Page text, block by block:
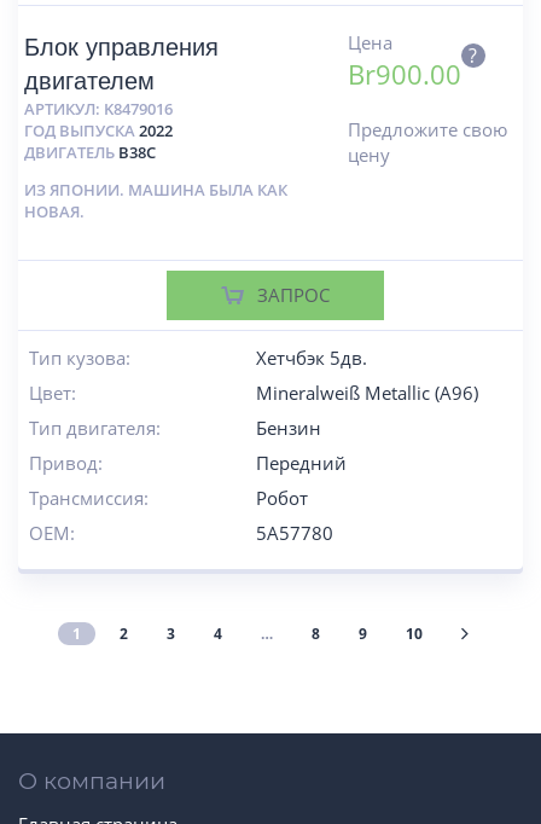
Блок управления
двигателем
АРТИКУЛ: K8479016
ГОД ВЫПУСКА2022
ДВИГАТЕЛЬ B38C
ИЗ ЯПОНИИ. МАШИНА БЫЛА КАК
НОВАЯ.
Цена
Br900.00
?
Предложите свою
цену
ЗАПРОС
Тип кузова:
Хетчбэк 5дв.
Цвет:
Mineralweiß Metallic (A96)
Тип двигателя:
Бензин
Привод:
Передний
Трансмиссия:
Робот
OEM:
5A57780
1 2 3 4 … 8 9 10
О компании